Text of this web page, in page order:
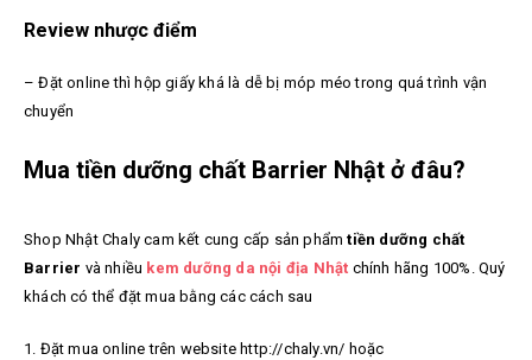
Review nhược điểm
– Đặt online thì hộp giấy khá là dễ bị móp méo trong quá trình vận
chuyển
Mua tiền dưỡng chất Barrier Nhật ở đâu?
Shop Nhật Chaly cam kết cung cấp sản phẩmtiền dưỡng chất
Barrier và nhiều kem dưỡng da nội địa Nhật chính hãng 100%. Quý
khách có thể đặt mua bằng các cách sau
1. Đặt mua online trên website http://chaly.vn/ hoặc